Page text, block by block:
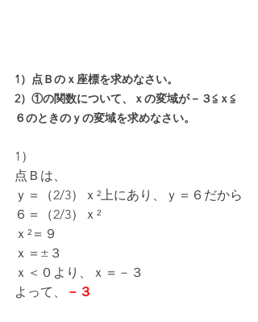
1）点Ｂのｘ座標を求めなさい。
2）①の関数について、ｘの変域が－３≦ｘ≦
６のときのｙの変域を求めなさい。
1）
点Ｂは、
ｙ＝（2/3）ｘ²上にあり、ｙ＝６だから
６＝（2/3）ｘ²
ｘ²＝９
ｘ＝±３
ｘ＜０より、ｘ＝－３
よって、
－３